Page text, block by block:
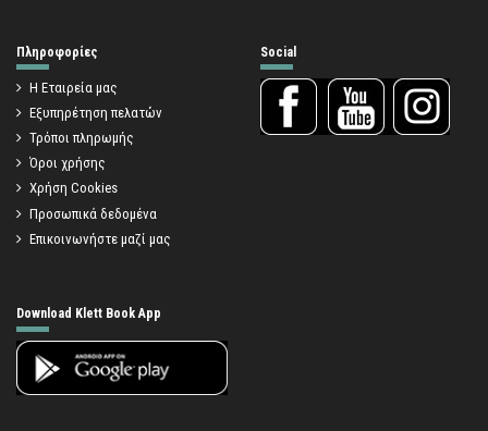
Πληροφορίες
Η Εταιρεία μας
Εξυπηρέτηση πελατών
Τρόποι πληρωμής
Όροι χρήσης
Χρήση Cookies
Προσωπικά δεδομένα
Επικοινωνήστε μαζί μας
Social
Download Klett Book App